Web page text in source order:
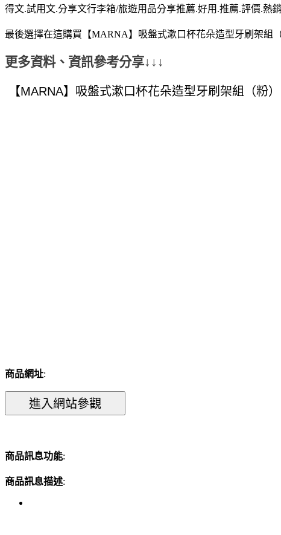
得文.試用文.分享文行李箱/旅遊用品分享推薦.好用.推薦.評價.熱
最後選擇在這購買【MARNA】吸盤式漱口杯花朵造型牙刷架組
更多資料、資訊參考分享↓↓↓
商品網址:
商品訊息功能:
商品訊息描述: